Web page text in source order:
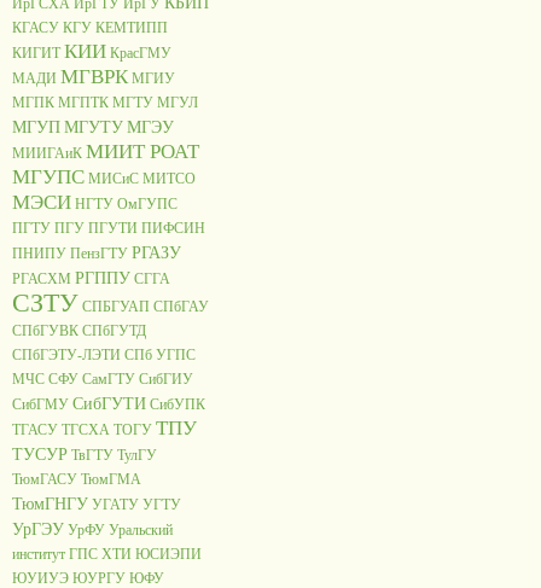
ИрГСХА ИрГТУ ИрГУ
КГАСУ КГУ КЕМТИПП
КИГИТ КИИ КрасГМУ
МАДИ МГВРК МГИУ
МГПК МГПТК МГТУ МГУЛ
МГУПМГУТУМГЭУ
МИИГАиК МИИТ РОАТ
МГУПС МИСиС МИТСО
МЭСИ НГТУ ОмГУПС
ПГТУ ПГУ ПГУТИ ПИФСИН
ПНИПУ ПензГТУ РГАЗУ
РГАСХМ РГППУ СГГА
СЗТУ СПБГУАП СПбГАУ
СПбГУВК СПбГУТД
СПбГЭТУ-ЛЭТИ СПб УГПС
МЧС СФУ СамГТУ СибГИУ
СибГМУ СибГУТИ СибУПК
ТГАСУ ТГСХА ТОГУ ТПУ
ТУСУР ТвГТУ ТулГУ
ТюмГАСУ ТюмГМА
ТюмГНГУ УГАТУ УГТУ
УрГЭУ УрФУ Уральский
институт ГПС ХТИ ЮСИЭПИ
ЮУИУЭ ЮУРГУ ЮФУ